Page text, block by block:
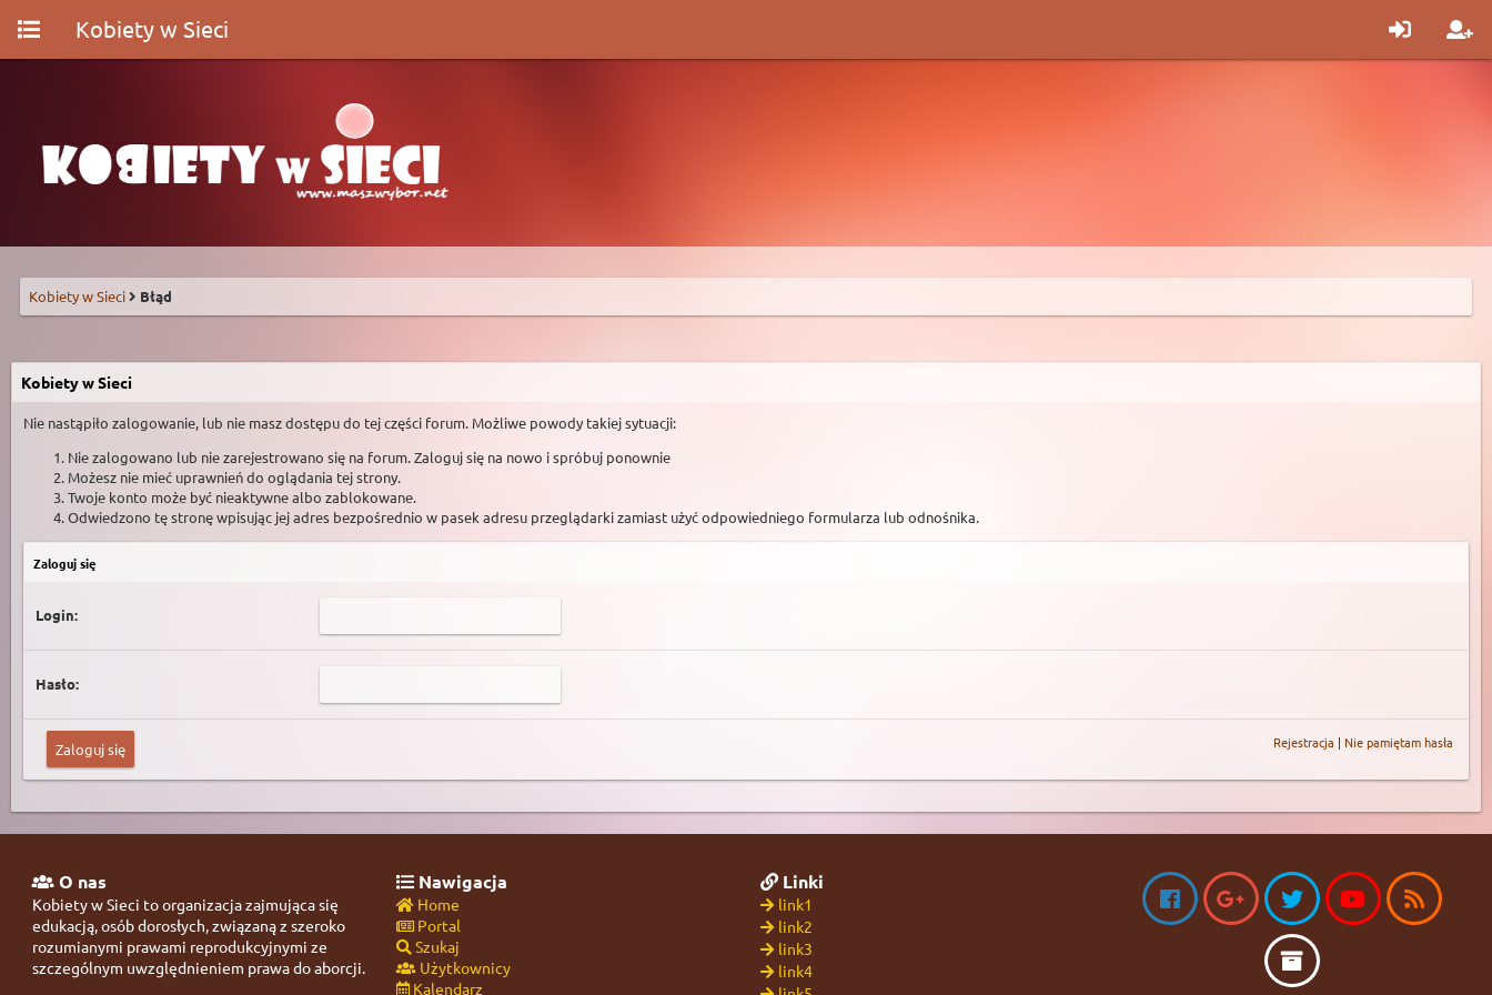
Kobiety w Sieci
Kobiety w Sieci Błąd
Kobiety w Sieci
Nie nastąpiło zalogowanie, lub nie masz dostępu do tej części forum. Możliwe powody takiej sytuacji:
Nie zalogowano lub nie zarejestrowano się na forum. Zaloguj się na nowo i spróbuj ponownie
Możesz nie mieć uprawnień do oglądania tej strony.
Twoje konto może być nieaktywne albo zablokowane.
Odwiedzono tę stronę wpisując jej adres bezpośrednio w pasek adresu przeglądarki zamiast użyć odpowiedniego formularza lub odnośnika.
Zaloguj się
Login:
Hasło:
Rejestracja | Nie pamiętam hasła
O nas
Kobiety w Sieci to organizacja zajmująca się
edukacją, osób dorosłych, związaną z szeroko
rozumianymi prawami reprodukcyjnymi ze
szczególnym uwzględnieniem prawa do aborcji.
Nawigacja
Home
Portal
Szukaj
Użytkownicy
Kalendarz
Linki
link1
link2
link3
link4